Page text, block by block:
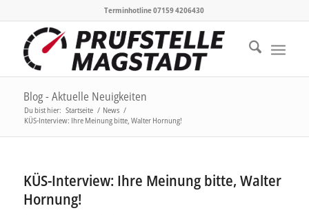
Terminhotline 07159 4206430
Blog - Aktuelle Neuigkeiten
Du bist hier: Startseite / News /
KÜS-Interview: Ihre Meinung bitte, Walter Hornung!
KÜS-Interview: Ihre Meinung bitte, Walter
Hornung!